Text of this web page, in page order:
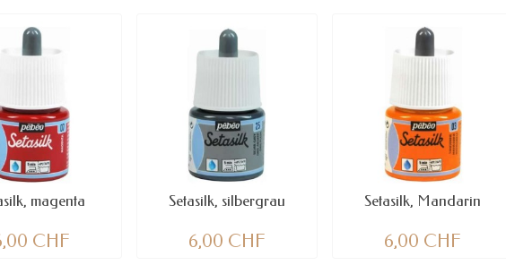
magenta
CHF
Setasilk, silbergrau
6,00 CHF
Setasilk, Mandarin
6,00 CHF